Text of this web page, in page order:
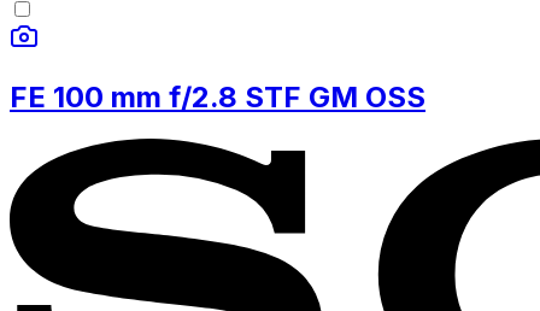
FE 100 mm f/2.8 STF GM OSS